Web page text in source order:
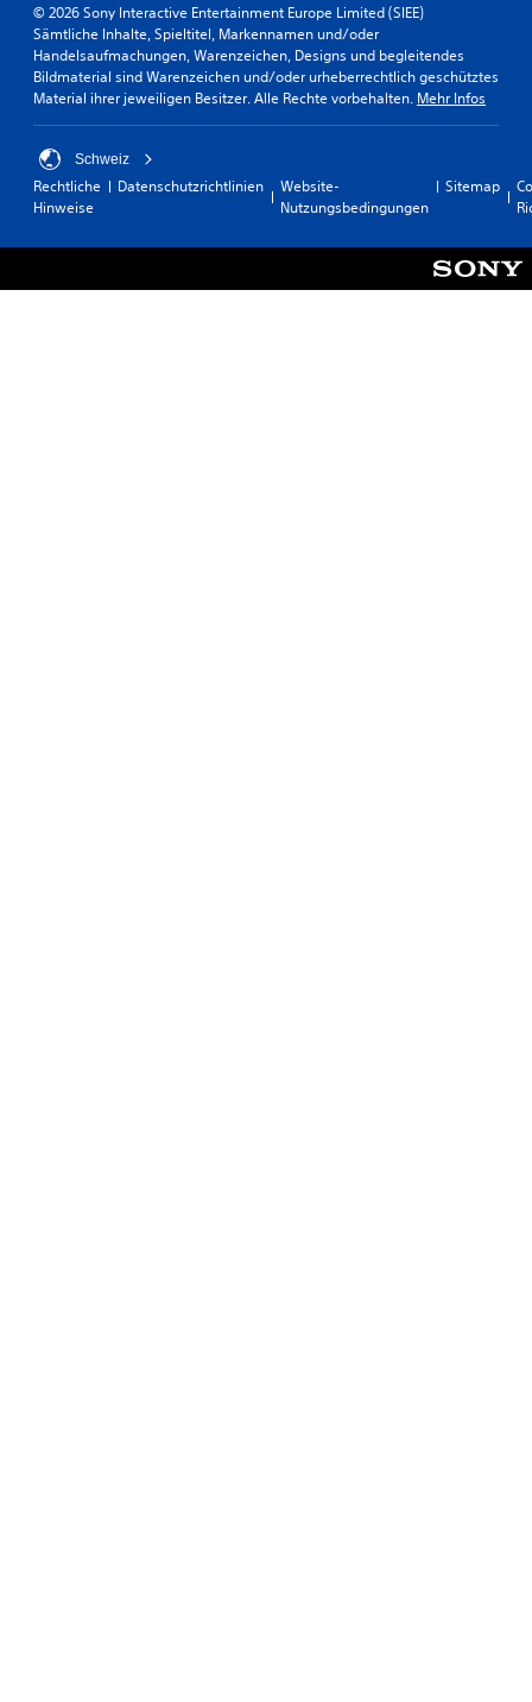
© 2026 Sony Interactive Entertainment Europe Limited (SIEE)
Sämtliche Inhalte, Spieltitel, Markennamen und/oder
Handelsaufmachungen, Warenzeichen, Designs und begleitendes
Bildmaterial sind Warenzeichen und/oder urheberrechtlich geschütztes
Material ihrer jeweiligen Besitzer. Alle Rechte vorbehalten. Mehr Infos
Schweiz
Rechtliche
Hinweise
Datenschutzrichtlinien
Website-
Nutzungsbedingungen
Sitemap